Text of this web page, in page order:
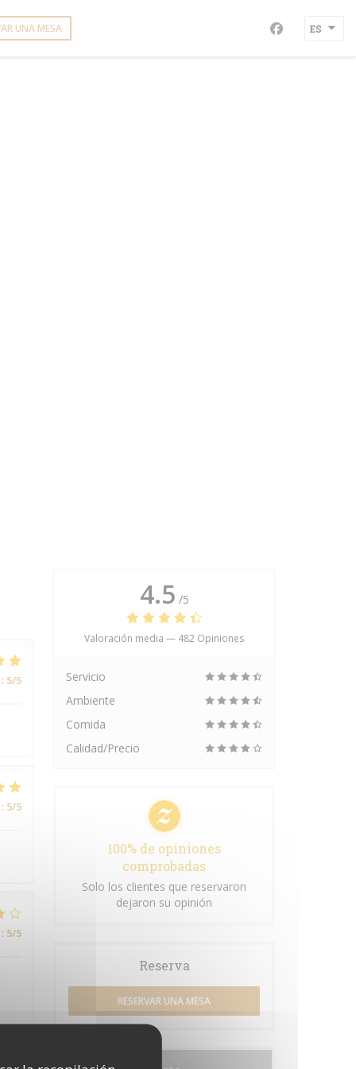
UNA MESA Facebook
ES
: 5/5
: 5/5
: 5/5
4.5 /5
Valoración media — 482 Opiniones
Servicio
Ambiente
Comida
Calidad/Precio
100% de opiniones
comprobadas
Solo los clientes que reservaron
dejaron su opinión
Reserva
RESERVAR UNA MESA